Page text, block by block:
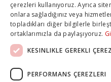
çerezleri kullanıyoruz. Ayrıca
onlara sağladığınız veya
topladıkları diğer bilgilerle
ortaklarımızla da paylaşıyoruz.
KESINLIKLE GEREKLI
PERFORMANS ÇEREZLERI